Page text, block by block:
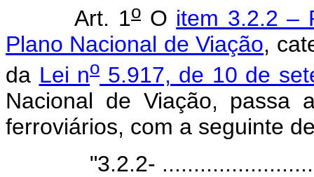
Art. 1o O item 3.2.2 –
Plano Nacional de Viação,
da Lei no5.917, de 10 de
Nacional de Viação, passa
ferroviários, com a seguinte
"3.2.2-